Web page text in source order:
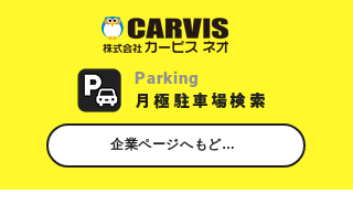
Parking
​月極駐車場検索
企業ページへもどる